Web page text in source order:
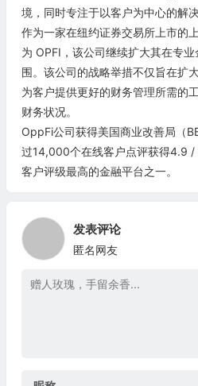
境，同时专注于以客户为中心的解决
作为一家在纽约证券交易所上市的
为 OPFI，该公司继续扩大其在专
围。该公司的战略举措不仅旨在扩
为客户提供更好的财务管理所需的
财务状况。
OppFi公司获得美国商业改善局（
过14,000个在线客户点评获得4.9 /
客户评级最高的金融平台之一。
发表评论
匿名网友